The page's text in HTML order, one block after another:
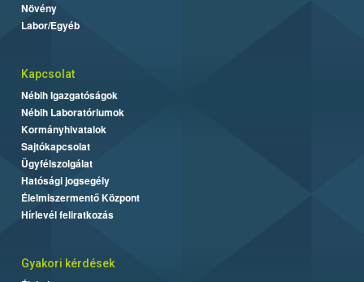
Növény
Labor/Egyéb
Kapcsolat
Nébih Igazgatóságok
Nébih Laboratóriumok
Kormányhivatalok
Sajtókapcsolat
Ügyfélszolgálat
Hatósági jogsegély
Élelmiszermentő Központ
Hírlevél feliratkozás
Gyakori kérdések